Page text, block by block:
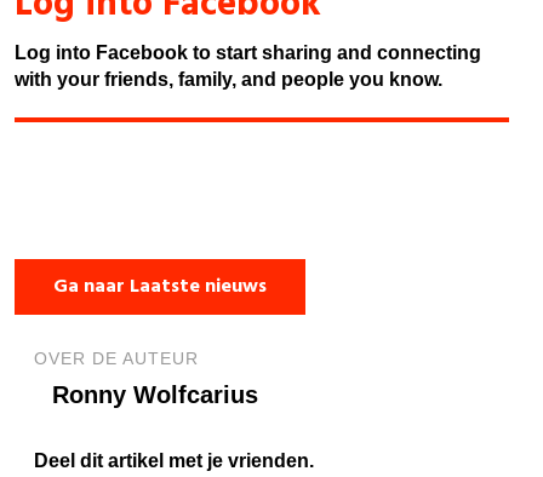
Log into Facebook to start sharing and connecting
with your friends, family, and people you know.
Ga naar Laatste nieuws
OVER DE AUTEUR
Ronny Wolfcarius
Deel dit artikel met je vrienden.